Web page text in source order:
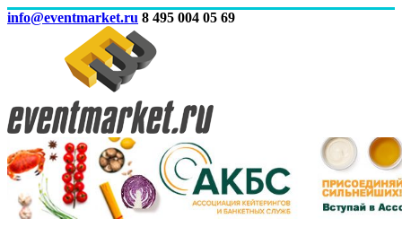
info@eventmarket.ru 8 495 004 05 69